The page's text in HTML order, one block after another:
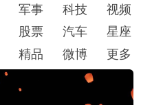
军事 科技
视频
股票 汽车
星座
精品 微博 更多